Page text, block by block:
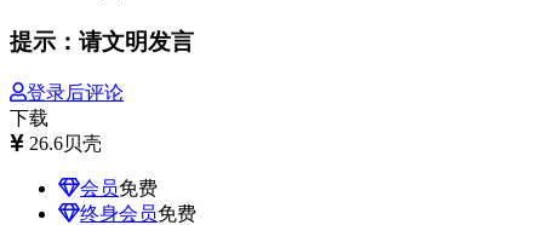
提示：请文明发言
登录后评论
下载
26.6贝壳
会员免费
终身会员免费